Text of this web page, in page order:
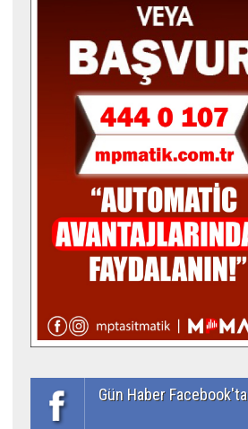
Gün Haber Facebook'ta